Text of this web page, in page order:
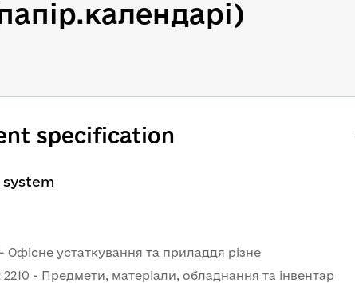
specification
Офісне устаткування та приладдя різне
2210 - Предмети, матеріали, обладнання та інвентар